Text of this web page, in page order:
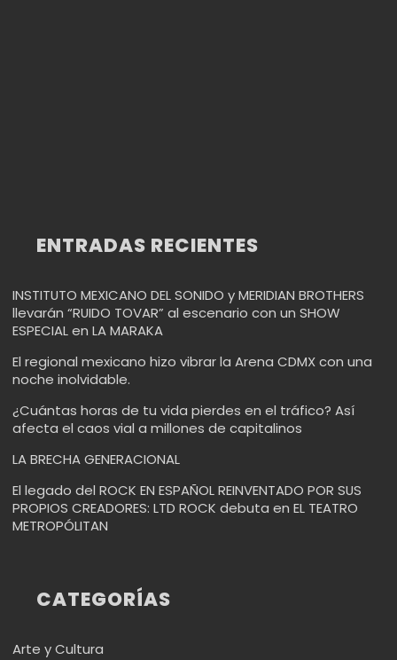
ENTRADAS RECIENTES
INSTITUTO MEXICANO DEL SONIDO y MERIDIAN BROTHERS
llevarán “RUIDO TOVAR” al escenario con un SHOW
ESPECIAL en LA MARAKA
El regional mexicano hizo vibrar la Arena CDMX con una
noche inolvidable.
¿Cuántas horas de tu vida pierdes en el tráfico? Así
afecta el caos vial a millones de capitalinos
LA BRECHA GENERACIONAL
El legado del ROCK EN ESPAÑOL REINVENTADO POR SUS
PROPIOS CREADORES: LTD ROCK debuta en EL TEATRO
METROPÓLITAN
CATEGORÍAS
Arte y Cultura